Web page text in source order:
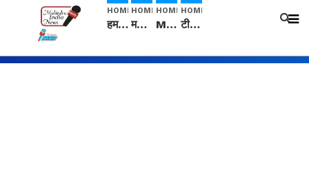
HOME
हम सनातनी..." सांसद kangana Ranaut से क्या बोली लड़की? Viral Jantar-Mantar | CJP protest
HOME
मनीषा हत्याकांड: हत्या, आत्महत्या या कोई बड़ा राज? | Full Story | Josh Haryana
HOME
Mangalsutra: हिंदू धर्म में शादी के बाद मंगलसूत्र क्यों पहनती है महिलाएं, किसने शुरु की ये परंपरा
HOME
टीम बीकेई ने एग्रीकल्चर ग्रेड की यूरिया खाद गट्टों में बदलकर टेक्निकल ग्रेड में बेचने वालों पर करवाई कार्रवाई: लखविंदर सिंह औलख